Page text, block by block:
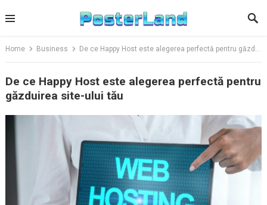
to
Home Business De ce Happy Host este alegerea perfectă pentru găzduirea site-ului tău
De ce Happy Host este alegerea perfectă pentru
găzduirea site-ului tău